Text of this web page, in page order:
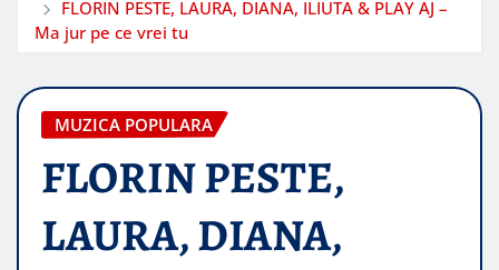
FLORIN PESTE, LAURA, DIANA, ILIUTA & PLAY AJ –
Ma jur pe ce vrei tu
MUZICA POPULARA
FLORIN PESTE,
LAURA, DIANA,